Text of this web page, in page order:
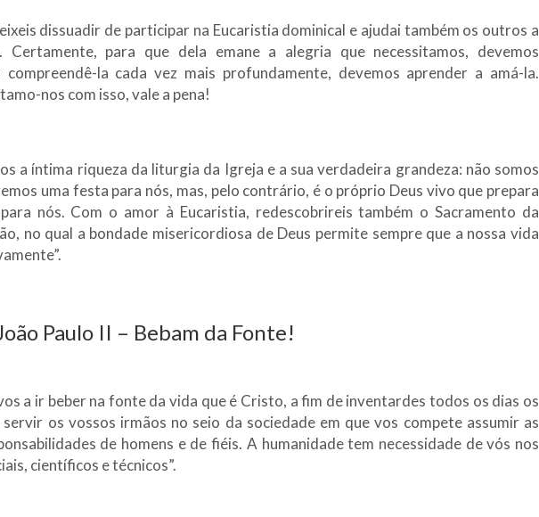
dissuadir de participar na Eucaristia dominical e ajudai também os outros a
Certamente, para que dela emane a alegria que necessitamos, devemos
compreendê-la cada vez mais profundamente, devemos aprender a amá-la.
nos com isso, vale a pena!
a íntima riqueza da liturgia da Igreja e a sua verdadeira grandeza: não somos
uma festa para nós, mas, pelo contrário, é o próprio Deus vivo que prepara
nós. Com o amor à Eucaristia, redescobrireis também o Sacramento da
no qual a bondade misericordiosa de Deus permite sempre que a nossa vida
Paulo II – Bebam da Fonte!
a ir beber na fonte da vida que é Cristo, a fim de inventardes todos os dias os
servir os vossos irmãos no seio da sociedade em que vos compete assumir as
de homens e de fiéis. A humanidade tem necessidade de vós nos
científicos e técnicos”.